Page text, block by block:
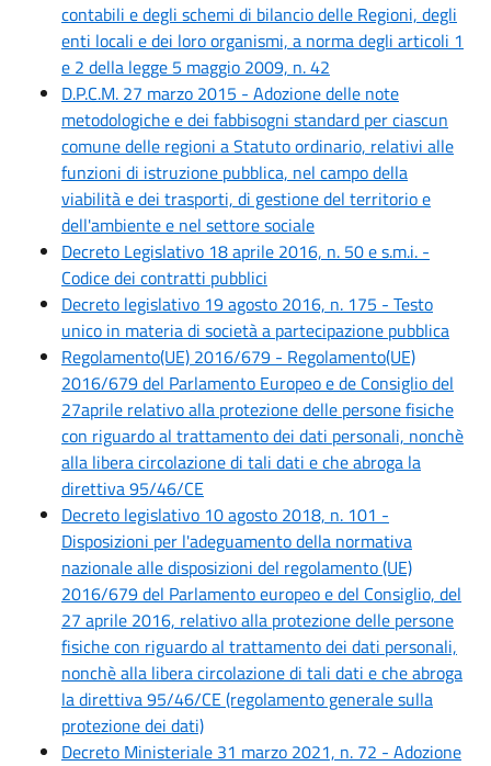
contabili e degli schemi di bilancio delle Regioni, degli
enti locali e dei loro organismi, a norma degli articoli 1
e 2 della legge 5 maggio 2009, n. 42
D.P.C.M. 27 marzo 2015 - Adozione delle note
metodologiche e dei fabbisogni standard per ciascun
comune delle regioni a Statuto ordinario, relativi alle
funzioni di istruzione pubblica, nel campo della
viabilità e dei trasporti, di gestione del territorio e
dell'ambiente e nel settore sociale
Decreto Legislativo 18 aprile 2016, n. 50 e s.m.i. -
Codice dei contratti pubblici
Decreto legislativo 19 agosto 2016, n. 175 - Testo
unico in materia di società a partecipazione pubblica
Regolamento(UE) 2016/679 - Regolamento(UE)
2016/679 del Parlamento Europeo e de Consiglio del
27aprile relativo alla protezione delle persone fisiche
con riguardo al trattamento dei dati personali, nonchè
alla libera circolazione di tali dati e che abroga la
direttiva 95/46/CE
Decreto legislativo 10 agosto 2018, n. 101 -
Disposizioni per l'adeguamento della normativa
nazionale alle disposizioni del regolamento (UE)
2016/679 del Parlamento europeo e del Consiglio, del
27 aprile 2016, relativo alla protezione delle persone
fisiche con riguardo al trattamento dei dati personali,
nonchè alla libera circolazione di tali dati e che abroga
la direttiva 95/46/CE (regolamento generale sulla
protezione dei dati)
Decreto Ministeriale 31 marzo 2021, n. 72 - Adozione